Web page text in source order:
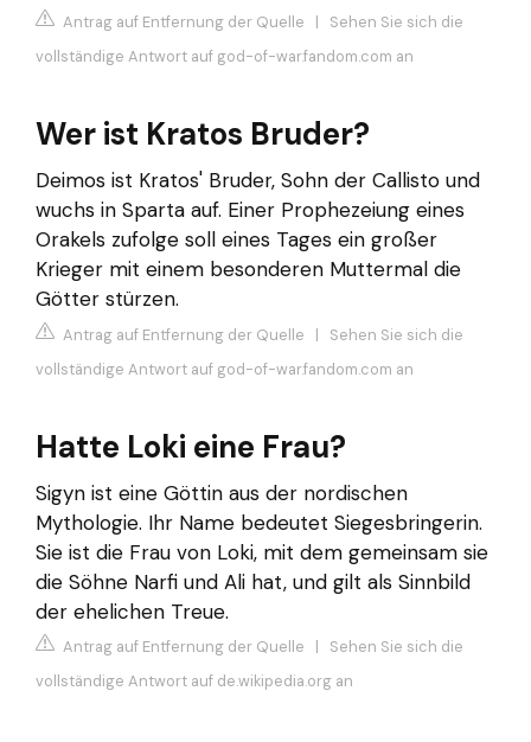
Antrag auf Entfernung der Quelle | Sehen Sie sich die
vollständige Antwort auf god-of-war.fandom.com an
Wer ist Kratos Bruder?
Deimos ist Kratos' Bruder, Sohn der Callisto und
wuchs in Sparta auf. Einer Prophezeiung eines
Orakels zufolge soll eines Tages ein großer
Krieger mit einem besonderen Muttermal die
Götter stürzen.
Antrag auf Entfernung der Quelle | Sehen Sie sich die
vollständige Antwort auf god-of-war.fandom.com an
Hatte Loki eine Frau?
Sigyn ist eine Göttin aus der nordischen
Mythologie. Ihr Name bedeutet Siegesbringerin.
Sie ist die Frau von Loki, mit dem gemeinsam sie
die Söhne Narfi und Ali hat, und gilt als Sinnbild
der ehelichen Treue.
Antrag auf Entfernung der Quelle | Sehen Sie sich die
vollständige Antwort auf de.wikipedia.org an